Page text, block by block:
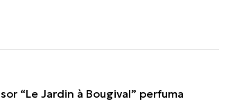
“Le Jardin à Bougival” perfuma